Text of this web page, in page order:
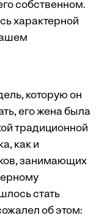
собственном.
характерной
которую он
его жена была
традиционной
как и
занимающих
стать
об этом: